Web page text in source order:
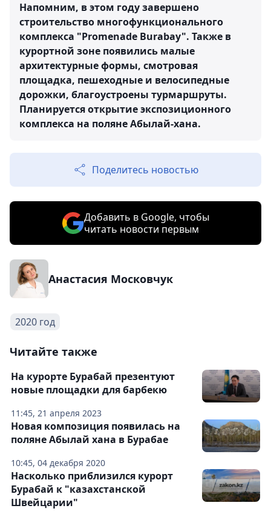
Напомним, в этом году завершено
строительство многофункционального
комплекса "Promenade Burabay". Также в
курортной зоне появились малые
архитектурные формы, смотровая
площадка, пешеходные и велосипедные
дорожки, благоустроены турмаршруты.
Планируется открытие экспозиционного
комплекса на поляне Абылай-хана.
Поделитесь новостью
Добавить в Google, чтобы
читать новости первым
Анастасия Московчук
2020 год
Читайте также
11:45, 21 апреля 2023
На курорте Бурабай презентуют
новые площадки для барбекю
10:45, 04 декабря 2020
Новая композиция появилась на
поляне Абылай хана в Бурабае
Насколько приблизился курорт
Бурабай к "казахстанской
Швейцарии"